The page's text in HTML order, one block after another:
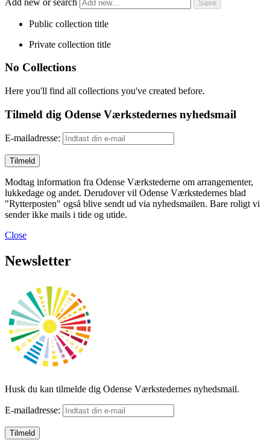
Public collection title
Private collection title
No Collections
Here you'll find all collections you've created before.
Tilmeld dig Odense Værkstedernes nyhedsmail
E-mailadresse:
Modtag information fra Odense Værkstederne om arrangementer,
lukkedage og andet. Derudover vil Odense Værkstedernes blad
"Rytterposten" også blive sendt ud via nyhedsmailen. Bare roligt vi
sender ikke mails i tide og utide.
Close
Newsletter
Husk du kan tilmelde dig Odense Værkstedernes nyhedsmail.
E-mailadresse: